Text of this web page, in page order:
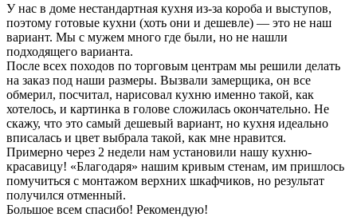
У нас в доме нестандартная кухня из-за короба и выступов,
поэтому готовые кухни (хоть они и дешевле) — это не наш
вариант. Мы с мужем много где были, но не нашли
подходящего варианта.
После всех походов по торговым центрам мы решили делать
на заказ под наши размеры. Вызвали замерщика, он все
обмерил, посчитал, нарисовал кухню именно такой, как
хотелось, и картинка в голове сложилась окончательно. Не
скажу, что это самый дешевый вариант, но кухня идеально
вписалась и цвет выбрала такой, как мне нравится.
Примерно через 2 недели нам установили нашу кухню-
красавицу! «Благодаря» нашим кривым стенам, им пришлось
помучиться с монтажом верхних шкафчиков, но результат
получился отменный.
Большое всем спасибо! Рекомендую!